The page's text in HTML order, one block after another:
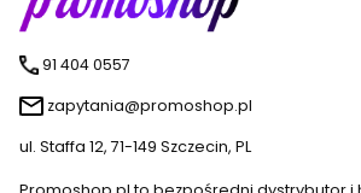
91 404 0557
zapytania@promoshop.pl
ul. Staffa 12, 71-149 Szczecin, PL